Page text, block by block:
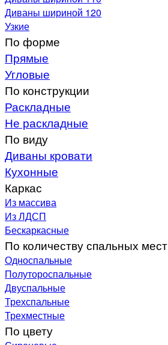
Диваны шириной 120
Узкие
По форме
Прямые
Угловые
По конструкции
Раскладные
Не раскладные
По виду
Диваны кровати
Кухонные
Каркас
Из массива
Из ЛДСП
Бескаркасные
По количеству спальных мест
Односпальные
Полутороспальные
Двуспальные
Трехспальные
Трехместные
По цвету